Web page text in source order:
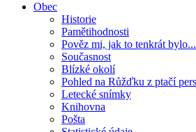
Obec
Historie
Pamětihodnosti
Pověz mi, jak to tenkrát bylo...
Současnost
Blízké okolí
Pohled na Růžďku z ptačí
Letecké snímky
Knihovna
Pošta